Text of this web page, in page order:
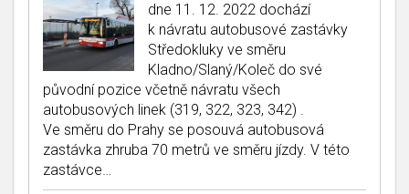
dne 11. 12. 2022 dochází
k návratu autobusové zastávky
Středokluky ve směru
Kladno/Slaný/Koleč do své
původní pozice včetně návratu všech
autobusových linek (319, 322, 323, 342) .
Ve směru do Prahy se posouvá autobusová
zastávka zhruba 70 metrů ve směru jízdy. V této
zastávce…